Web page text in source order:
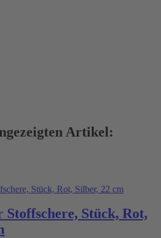
Artikel:
Stoffschere, Stück, Rot,